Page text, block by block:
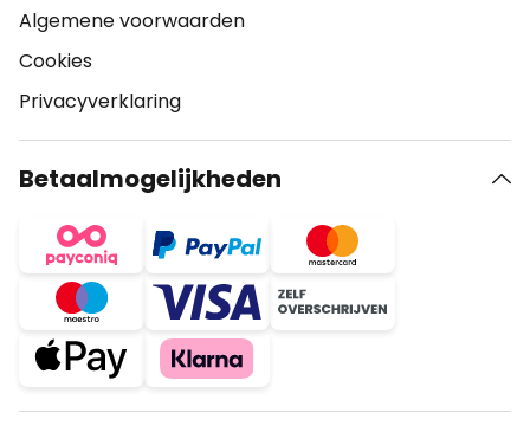
Algemene voorwaarden
Cookies
Privacyverklaring
Betaalmogelijkheden